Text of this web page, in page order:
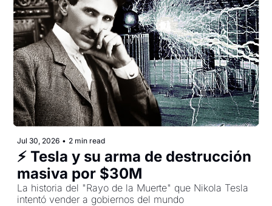
Jul 30, 2026 • 2 min read
⚡ Tesla y su arma de destrucción
masiva por $30M
La historia del "Rayo de la Muerte" que Nikola Tesla
intentó vender a gobiernos del mundo